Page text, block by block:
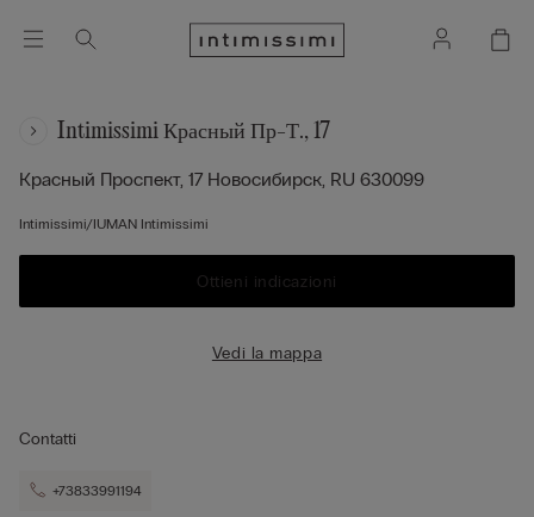
Intimissimi Красный Пр-Т., 17
Красный Проспект, 17 Новосибирск, RU 630099
Intimissimi/IUMAN Intimissimi
Ottieni indicazioni
Vedi la mappa
Contatti
+73833991194